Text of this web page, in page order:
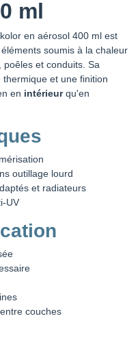
ml
en aérosol 400 ml est
soumis à la chaleur
poêles et conduits. Sa
et une finition
en intérieurqu'en
outillage lourd
et radiateurs
UV
couches